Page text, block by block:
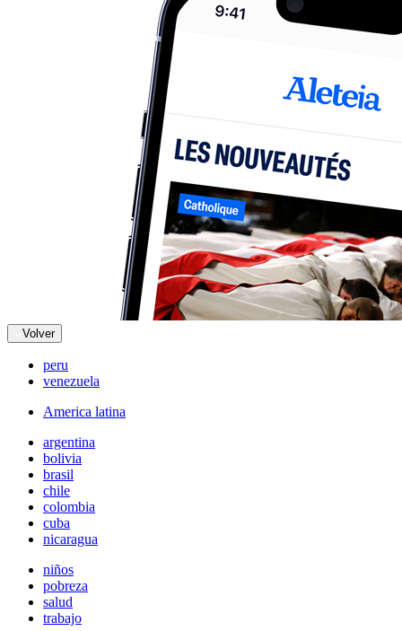
Volver
peru
venezuela
America latina
argentina
bolivia
brasil
chile
colombia
cuba
nicaragua
niños
pobreza
salud
trabajo